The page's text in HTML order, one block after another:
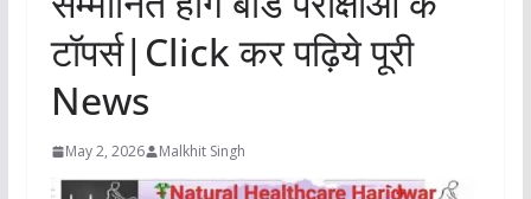
टॉपर्स|Click कर पढ़िये पूरी
News
May 2, 2026 Malkhit Singh